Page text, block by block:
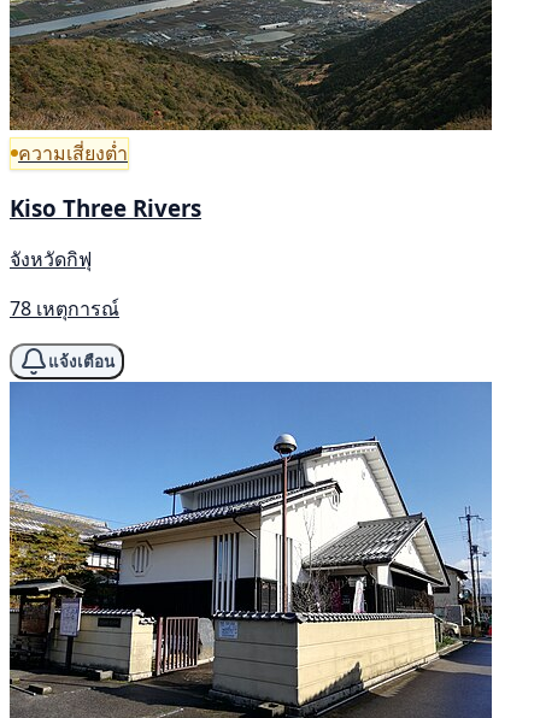
ความเสี่ยงต่ำ
Kiso Three Rivers
จังหวัดกิฟุ
78 เหตุการณ์
แจ้งเตือน